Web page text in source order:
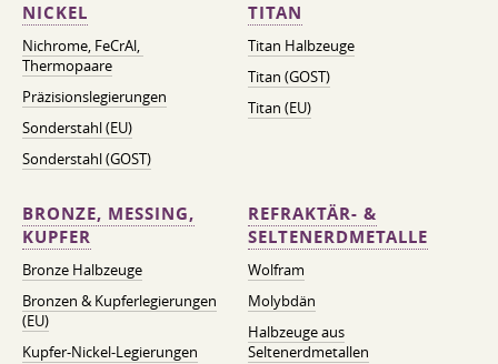
NICKEL
Nichrome, FeСrAl, ​​
Thermopaare
Präzisionslegierungen
Sonderstahl (EU)
Sonderstahl (GOST)
TITAN
Titan Halbzeuge
Titan (GOST)
Titan (EU)
BRONZE, MESSING,
KUPFER
Bronze Halbzeuge
Bronzen & Kupferlegierungen
(EU)
Kupfer-Nickel-Legierungen
REFRAKTÄR- &
SELTENERDMETALLE
Wolfram
Molybdän
Halbzeuge aus
Seltenerdmetallen